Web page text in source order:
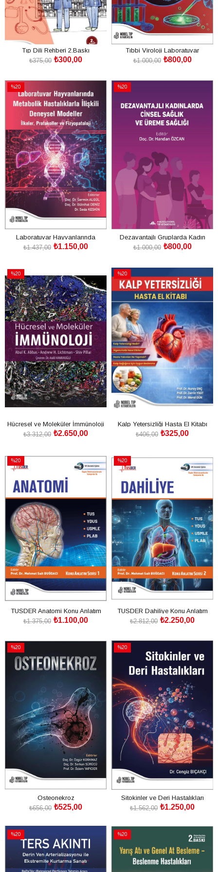
Tıp Dili Rehberi 2.Baskı
₺300,00
₺375,00
Tıbbi Viroloji Laboratuvar
Uygulamaları
₺800,00
₺1.000,00
%20
İndirim
%20İndirim
Laboratuvar Hayvanlarında
Metabolik Hastalıklarla İlişkili
₺1.150,00
₺1.437,00
%20
%20İndirim
Dezavantajlı Gruplarda Kadın
Cinsel Sağlığı
₺800,00
₺1.000,00
%20
İndirim
%20İndirim
Hücresel ve Moleküler İmmünoloji
₺2.650,00
₺3.312,00
%20
İndirim
%20İndirim
Kalp Yetersizliği Hasta El Kitabı
₺325,00
₺406,00
%20
İndirim
%20İndirim
TUSDER Anatomi Konu Anlatım
Serisi: 1
₺1.100,00
₺1.375,00
%20
İndirim
%20İndirim
TUSDER Dahiliye Konu Anlatım
Serisi: 2
₺2.250,00
₺2.812,00
%20
İndirim
%20İndirim
Osteonekroz
₺525,00
₺656,00
%20
%20İndirim
Sitokinler ve Deri Hastalıkları
₺1.250,00
₺1.562,00
%20
%20İndirim
%20
%20İndirim